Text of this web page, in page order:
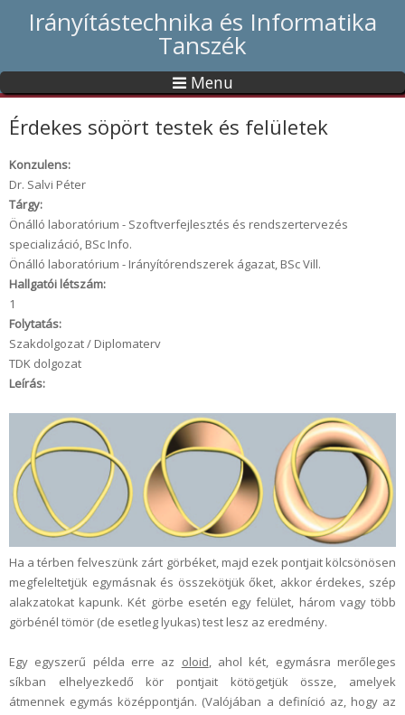
Irányítástechnika és Informatika
Tanszék
Menu
Érdekes söpört testek és felületek
Konzulens:
Dr. Salvi Péter
Tárgy:
Önálló laboratórium - Szoftverfejlesztés és rendszertervezés
specializáció, BSc Info.
Önálló laboratórium - Irányítórendszerek ágazat, BSc Vill.
Hallgatói létszám:
1
Folytatás:
Szakdolgozat / Diplomaterv
TDK dolgozat
Leírás:
Ha a térben felveszünk zárt görbéket, majd ezek pontjait kölcsönösen
megfeleltetjük egymásnak és összekötjük őket, akkor érdekes, szép
alakzatokat kapunk. Két görbe esetén egy felület, három vagy több
görbénél tömör (de esetleg lyukas) test lesz az eredmény.
Egy egyszerű példa erre az oloid, ahol két, egymásra merőleges
síkban elhelyezkedő kör pontjait kötögetjük össze, amelyek
átmennek egymás középpontján. (Valójában a definíció az, hogy az